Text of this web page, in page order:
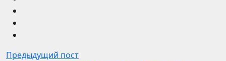
Предыдущий пост